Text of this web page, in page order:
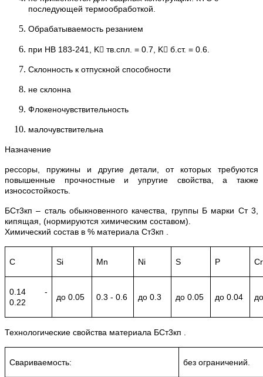
последующей термообработкой.
Обрабатываемость резанием
при НВ 183-241, K тв.спл. = 0.7, K б.ст. = 0.6.
Склонность к отпускной способности
не склонна
Флокеночувствительность
малочувствительна
Назначение
рессоры, пружины и другие детали, от которых требуются
повышенные прочностные и упругие свойства, а также
износостойкость.
БСт3кп – сталь обыкновенного качества, группы Б марки Ст 3,
кипящая, (нормируются химическим составом).
Химический состав в % материала Ст3кп .
C Si Mn Ni S P Cr
0.14 -
0.22
до 0.05 0.3 - 0.6 до 0.3 до 0.05 до 0.04
Технологические свойства материала БСт3кп .
Свариваемость: без ограничений.